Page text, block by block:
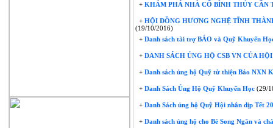
+ KHÁM PHÁ NHÀ CỔ BÌNH THỦY CẦN
+ HỘI ĐỒNG HƯƠNG NGHỆ TĨNH
(19/10/2016)
+ Danh sách tài trợ BÁO và Quỹ Khuyến
+ DANH SÁCH ỦNG HỘ CSB VN CỦA
+ Danh sách ủng hộ Quỹ từ thiện Báo NXN
+ Danh Sách Ủng Hộ Quỹ Khuyến Học (29/
+ Danh Sách ủng hộ Quỹ Hội nhân dịp Tết
+ Danh sách ủng hộ cho Bé Song Ngân và